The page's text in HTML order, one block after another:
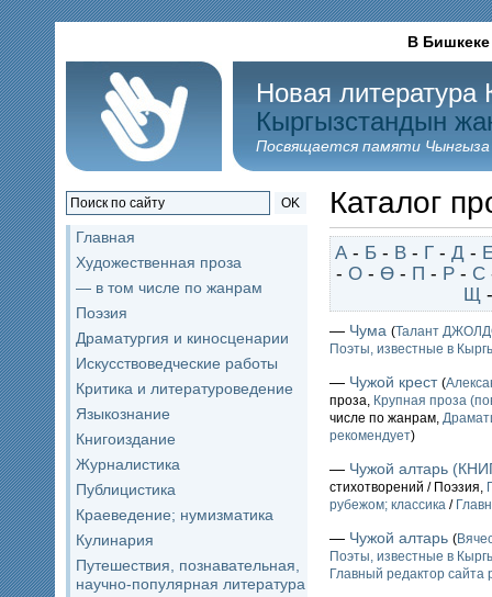
В Бишкеке
Новая литература
Кыргызстандын
Посвящается памяти
OK
Главная
Художественная проза
— в том числе по жанрам
Поэзия
Драматургия и киносценарии
Искусствоведческие работы
Критика и литературоведение
Языкознание
Книгоиздание
Журналистика
Публицистика
Краеведение; нумизматика
Кулинария
Путешествия, познавательная,
научно-популярная литература
Каталог
А - Б - В - Г - Д -
- О- Ө- П - Р- С
Щ
— Чума (Талант
Поэты, известные в
— Чужой крест (
проза, Крупная проза
числе по жанрам,
рекомендует)
— Чужой алтарь
стихотворений / Поэзия,
рубежом; классика /
— Чужой алтарь (
Поэты, известные в
Главный редактор сайта